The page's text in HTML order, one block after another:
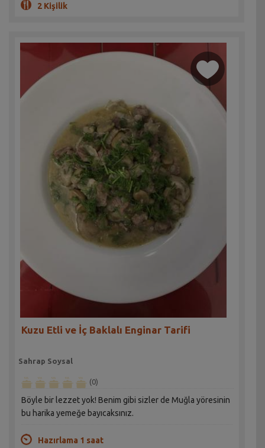
2 Kişilik
Kuzu Etli ve İç Baklalı Enginar Tarifi
Sahrap Soysal
(0)
Böyle bir lezzet yok! Benim gibi sizler de Muğla yöresinin
bu harika yemeğe bayıcaksınız.
Hazırlama 1 saat